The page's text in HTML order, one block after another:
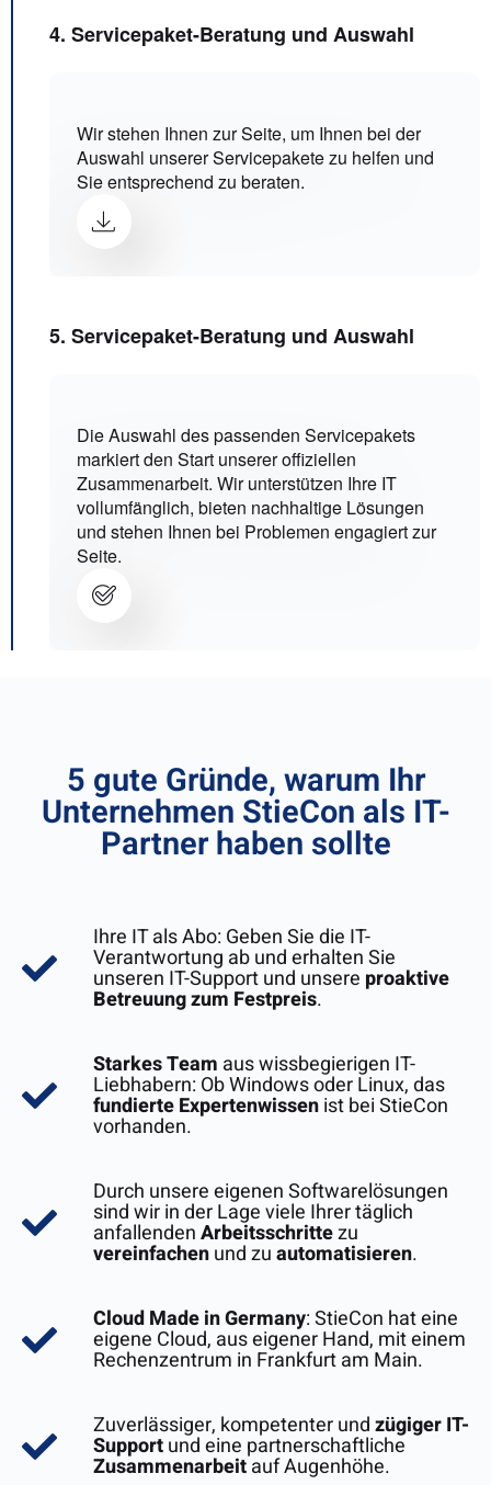
Wir stehen Ihnen zur Seite, um Ihnen bei der
Auswahl unserer Servicepakete zu helfen und
Sie entsprechend zu beraten.
4. Servicepaket-Beratung und Auswahl
Die Auswahl des passenden Servicepakets
markiert den Start unserer offiziellen
Zusammenarbeit. Wir unterstützen Ihre IT
vollumfänglich, bieten nachhaltige Lösungen
und stehen Ihnen bei Problemen engagiert zur
Seite.
5. Servicepaket-Beratung und Auswahl
5 gute Gründe, warum Ihr
Unternehmen StieCon als IT-
Partner haben sollte
Ihre IT als Abo: Geben Sie die IT-
Verantwortung ab und erhalten Sie
unseren IT-Support und unsere proaktive
Betreuung zum Festpreis.
Starkes Team aus wissbegierigen IT-
Liebhabern: Ob Windows oder Linux, das
fundierte Expertenwissenist bei StieCon
vorhanden.
Durch unsere eigenen Softwarelösungen
sind wir in der Lage viele Ihrer täglich
anfallendenArbeitsschrittezu
vereinfachenund zuautomatisieren.
Cloud Made in Germany: StieCon hat eine
eigene Cloud, aus eigener Hand, mit einem
Rechenzentrum in Frankfurt am Main.
Zuverlässiger, kompetenter undzügiger IT-
Supportund eine partnerschaftliche
Zusammenarbeitauf Augenhöhe.